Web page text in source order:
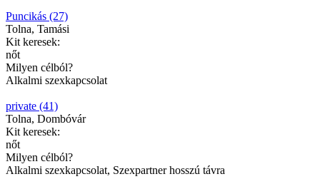
Puncikás (27)
Tolna, Tamási
Kit keresek:
nőt
Milyen célból?
Alkalmi szexkapcsolat
private (41)
Tolna, Dombóvár
Kit keresek:
nőt
Milyen célból?
Alkalmi szexkapcsolat, Szexpartner hosszú távra